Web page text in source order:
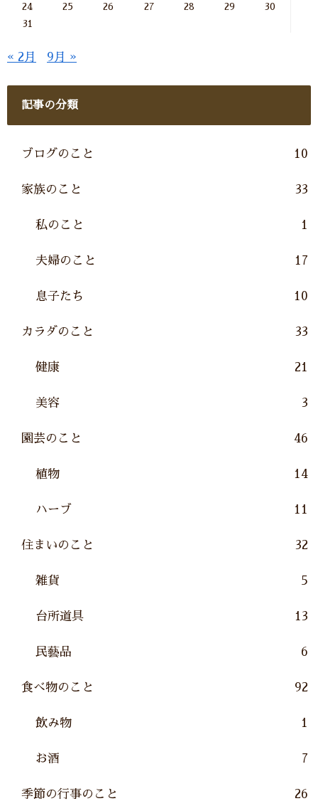
24 25 26 27 28 29
30
31
« 2月 9月 »
記事の分類
ブログのこと 10
家族のこと 33
私のこと 1
夫婦のこと 17
息子たち 10
カラダのこと 33
健康 21
美容 3
園芸のこと 46
植物 14
ハーブ 11
住まいのこと 32
雑貨 5
台所道具 13
民藝品 6
食べ物のこと 92
飲み物 1
お酒 7
季節の行事のこと 26